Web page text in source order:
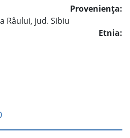
Provenienţa:
Râului, jud. Sibiu
Etnia: